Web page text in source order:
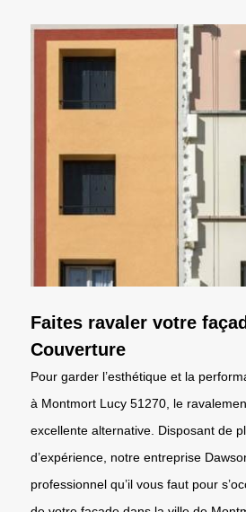
Faites ravaler votre
Couverture
Pour garder l’esthétique et la
à Montmort Lucy 51270, le
excellente alternative. Disposant de
d’expérience, notre entreprise
professionnel qu’il vous faut pour